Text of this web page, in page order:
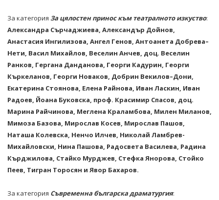
За категория За цялостен принос към театралното изкуство:
Александра Сърчаджиева, Александър Дойнов,
Анастасия Ингилизова, Ангел Генов, Антоанета Добрева–
Нети, Васил Михайлов, Веселин Анчев, доц. Веселин
Ранков, Гергана Данданова, Георги Кадурин, Георги
Къркеланов, Георги Новаков, Добрин Векилов–Дони,
Екатерина Стоянова, Елена Райнова, Иван Ласкин, Иван
Радоев, Йоана Буковска, проф. Красимир Спасов, доц.
Марина Райчинова, Меглена Краламбова, Милен Миланов,
Мимоза Базова, Мирослав Косев, Мирослав Пашов,
Наташа Колевска, Ненчо Илчев, Николай Ламбрев-
Михайловски, Нина Пашова, Радосвета Василева, Радина
Кърджилова, Стайко Мурджев, Стефка Янорова, Стойко
Пеев, Тигран Торосян и Явор Бахаров.
За категория Съвременна българска драматургия: